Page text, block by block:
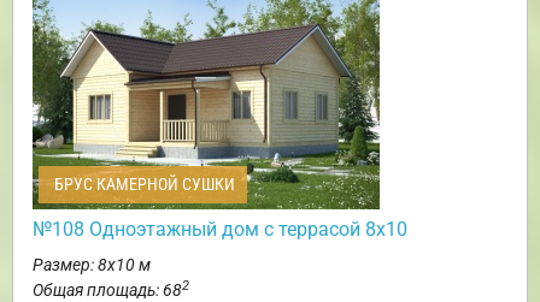
БРУС КАМЕРНОЙ СУШКИ
№108 Одноэтажный дом с террасой 8х10
Размер: 8х10 м
Общая площадь: 682